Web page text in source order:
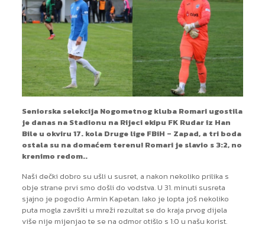
Seniorska selekcija Nogometnog kluba Romari ugostila
je danas na Stadionu na Rijeci ekipu FK Rudar iz Han
Bile u okviru 17. kola Druge lige FBiH – Zapad, a tri boda
ostala su na domaćem terenu! Romari je slavio s 3:2, no
krenimo redom..
Naši dečki dobro su ušli u susret, a nakon nekoliko prilika s
obje strane prvi smo došli do vodstva. U 31. minuti susreta
sjajno je pogodio Armin Kapetan. Iako je lopta još nekoliko
puta mogla završiti u mreži rezultat se do kraja prvog dijela
više nije mijenjao te se na odmor otišlo s 1:0 u našu korist.